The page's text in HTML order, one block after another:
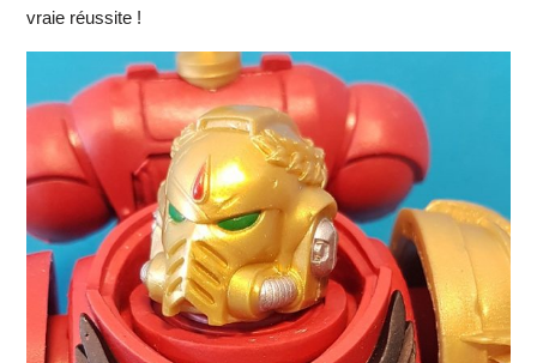
vraie réussite !